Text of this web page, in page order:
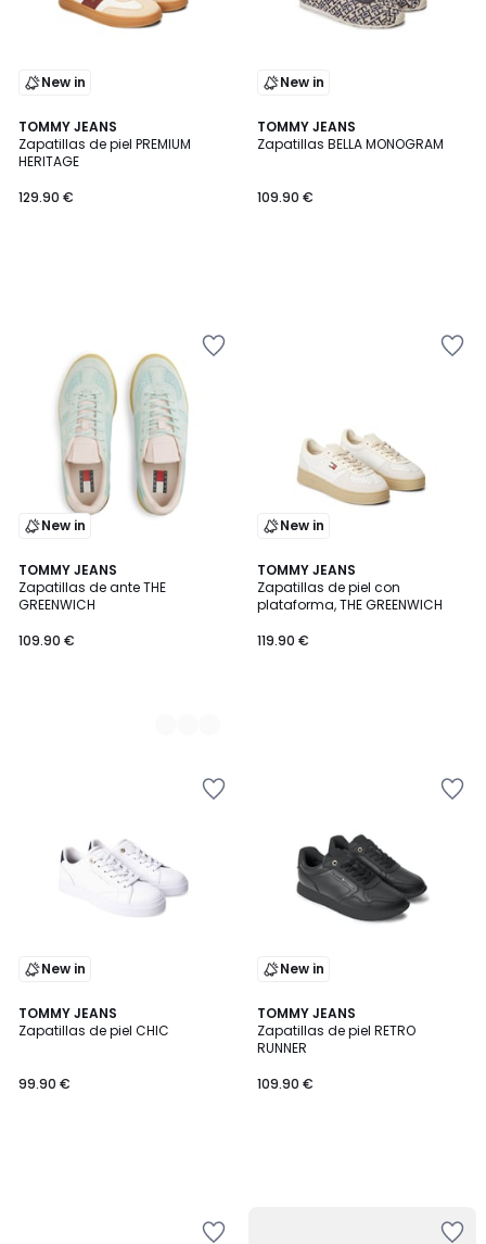
New in
TOMMY JEANS
Zapatillas de piel PREMIUM
HERITAGE
129.90 €
New in
TOMMY JEANS
Zapatillas BELLA MONOGRAM
109.90 €
New in
TOMMY JEANS
Zapatillas de ante THE
GREENWICH
109.90 €
3
Colores
New in
TOMMY JEANS
Zapatillas de piel con
plataforma, THE GREENWICH
119.90 €
New in
TOMMY JEANS
Zapatillas de piel CHIC
99.90 €
New in
TOMMY JEANS
Zapatillas de piel RETRO
RUNNER
109.90 €